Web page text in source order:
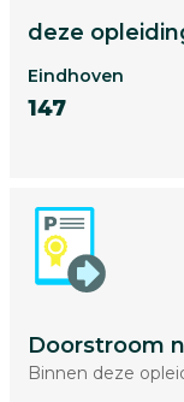
deze
Eindhoven
147
Doorstroom
Binnen deze